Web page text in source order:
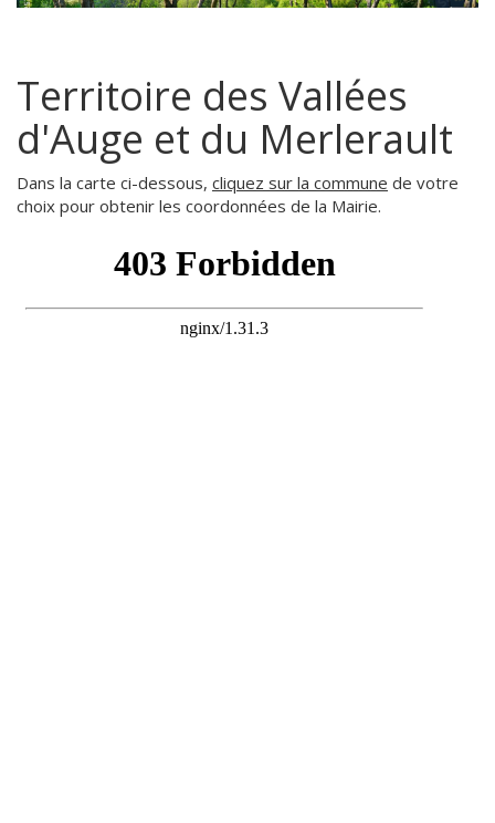
Territoire des Vallées
d'Auge et du Merlerault
Dans la carte ci-dessous, cliquez sur la commune de votre
choix pour obtenir les coordonnées de la Mairie.